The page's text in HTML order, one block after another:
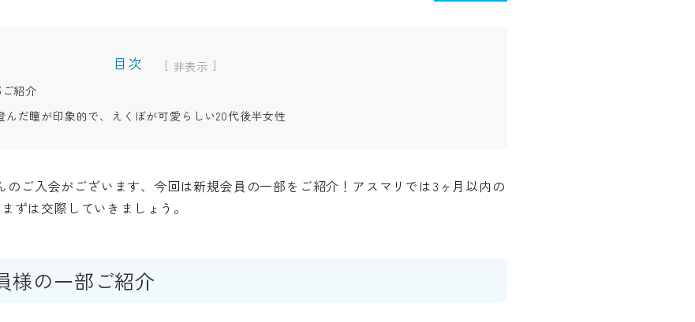
目次 [
]
紹介
んだ瞳が印象的で、えくぼが可愛らしい20代後半女性
のご入会がございます、今回は新規会員の一部をご紹介！アスマリでは3ヶ月以内の
ずは交際していきましょう。
様の一部ご紹介